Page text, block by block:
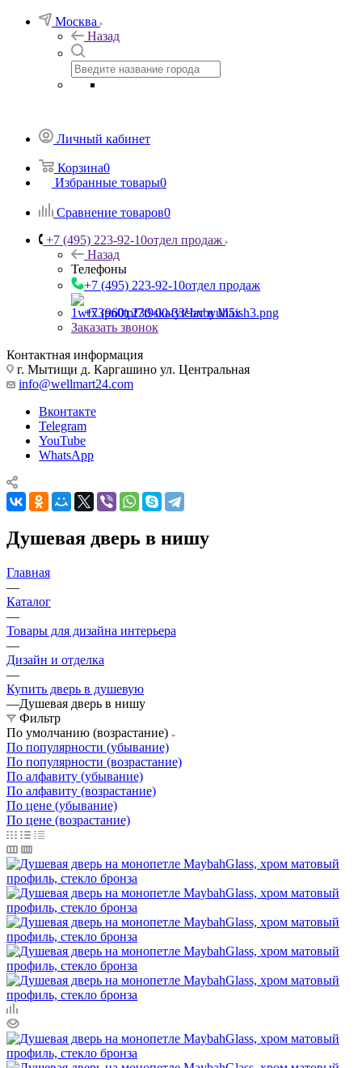
Москва
Назад
Личный кабинет
Корзина0
Избранные товары0
Сравнение товаров0
+7 (495) 223-92-10отдел продаж
Назад
Телефоны
+7 (495) 223-92-10отдел продаж
+7 (960) 230-00-33Чат в Max
Заказать звонок
Контактная информация
г. Мытищи д. Каргашино ул. Центральная
info@wellmart24.com
Вконтакте
Telegram
YouTube
WhatsApp
Душевая дверь в нишу
Главная
—
Каталог
—
Товары для дизайна интерьера
—
Дизайн и отделка
—
Купить дверь в душевую
—Душевая дверь в нишу
Фильтр
По умолчанию (возрастание)
По популярности (убывание)
По популярности (возрастание)
По алфавиту (убывание)
По алфавиту (возрастание)
По цене (убывание)
По цене (возрастание)